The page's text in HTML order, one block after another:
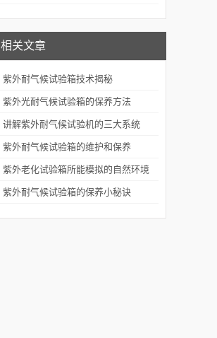
相关文章
紫外耐气候试验箱技术揭秘
紫外光耐气候试验箱的保养方法
讲解紫外耐气候试验机的三大系统
紫外耐气候试验箱的维护和保养
紫外老化试验箱所能模拟的自然环境
条件
紫外耐气候试验箱的保养小秘诀